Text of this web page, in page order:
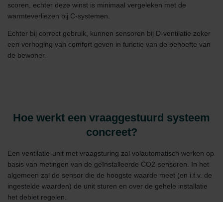
scoren, echter deze winst is minimaal vergeleken met de
warmteverliezen bij C-systemen.
Echter bij correct gebruik, kunnen sensoren bij D-ventilatie zeker
een verhoging van comfort geven in functie van de behoefte van
de bewoner.
Hoe werkt een vraaggestuurd systeem
concreet?
Een ventilatie-unit met vraagsturing zal volautomatisch werken op
basis van metingen van de geïnstalleerde CO2-sensoren. In het
algemeen zal de sensor die de hoogste waarde meet (en i.f.v. de
ingestelde waarden) de unit sturen en over de gehele installatie
het debiet regelen.